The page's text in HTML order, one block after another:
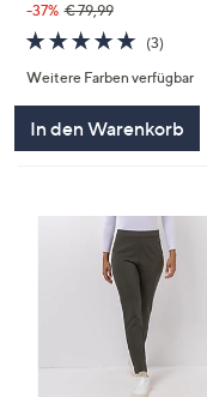
-37% € 79,99
4.7
von
5
(3)3
Weitere Farben verfügbar
In den Warenkorb